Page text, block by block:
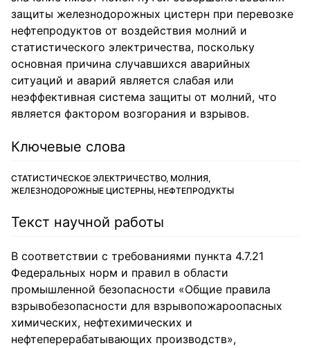
защиты железнодорожных цистерн при перевозке
нефтепродуктов от воздействия молний и
статистического электричества, поскольку
основная причина случавшихся аварийных
ситуаций и аварий является слабая или
неэффективная система защиты от молний, что
является фактором возгорания и взрывов.
Ключевые слова
СТАТИСТИЧЕСКОЕ ЭЛЕКТРИЧЕСТВО, МОЛНИЯ,
ЖЕЛЕЗНОДОРОЖНЫЕ ЦИСТЕРНЫ, НЕФТЕПРОДУКТЫ
Текст научной работы
В соответствии с требованиями пункта 4.7.21
Федеральных норм и правил в области
промышленной безопасности «Общие правила
взрывобезопасности для взрывопожароопасных
химических, нефтехимических и
нефтеперерабатывающих производств»,